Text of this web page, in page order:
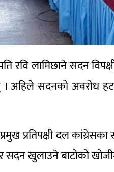
रवि लामिछाने सदन
सदनको अवरोध
प्रतिपक्षी दल
खुलाउने बाटोको